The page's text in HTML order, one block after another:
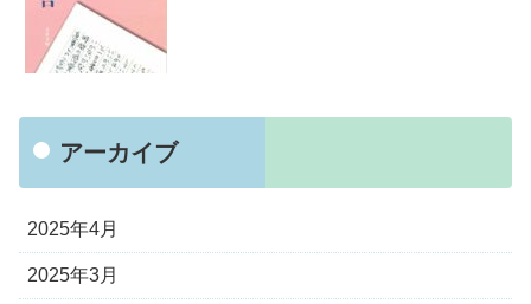
アーカイブ
2025年4月
2025年3月